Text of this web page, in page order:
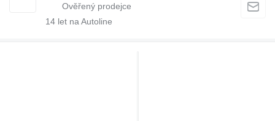
14 let na Autoline